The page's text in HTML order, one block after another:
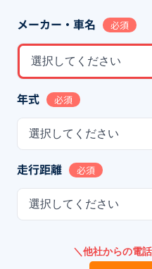
メーカー・車名 必須
選択してください
年式 必須
選択してください
走行距離 必須
選択してください
＼他社からの電